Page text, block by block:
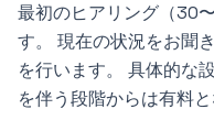
最初のヒアリング（30
す。 現在の状況をお聞
を行います。 具体的な
を伴う段階からは有料と